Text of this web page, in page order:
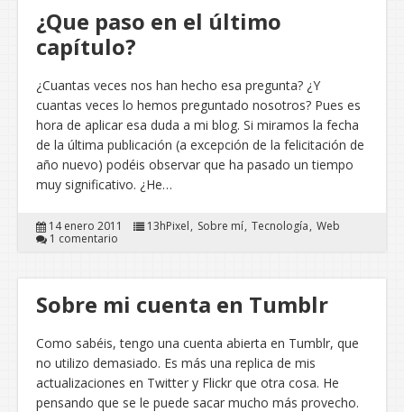
¿Que paso en el último
capítulo?
¿Cuantas veces nos han hecho esa pregunta? ¿Y
cuantas veces lo hemos preguntado nosotros? Pues es
hora de aplicar esa duda a mi blog. Si miramos la fecha
de la última publicación (a excepción de la felicitación de
año nuevo) podéis observar que ha pasado un tiempo
muy significativo. ¿He…
14 enero 2011 13hPixel Sobre mí Tecnología Web
1 comentario
Sobre mi cuenta en Tumblr
Como sabéis, tengo una cuenta abierta en Tumblr, que
no utilizo demasiado. Es más una replica de mis
actualizaciones en Twitter y Flickr que otra cosa. He
pensando que se le puede sacar mucho más provecho.